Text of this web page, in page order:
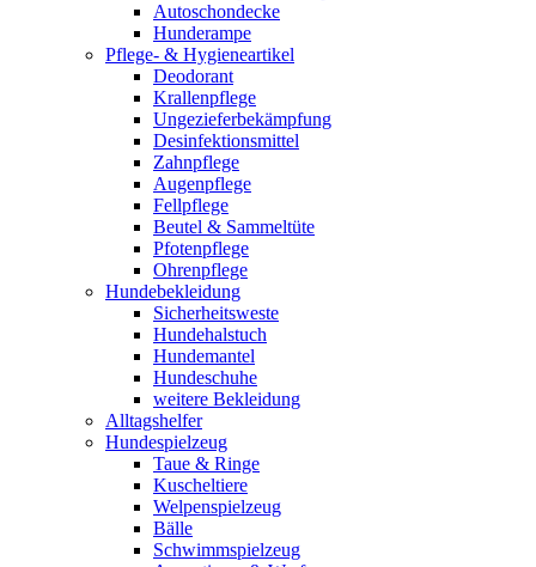
Autoschondecke
Hunderampe
Pflege- & Hygieneartikel
Deodorant
Krallenpflege
Ungezieferbekämpfung
Desinfektionsmittel
Zahnpflege
Augenpflege
Fellpflege
Beutel & Sammeltüte
Pfotenpflege
Ohrenpflege
Hundebekleidung
Sicherheitsweste
Hundehalstuch
Hundemantel
Hundeschuhe
weitere Bekleidung
Alltagshelfer
Hundespielzeug
Taue & Ringe
Kuscheltiere
Welpenspielzeug
Bälle
Schwimmspielzeug